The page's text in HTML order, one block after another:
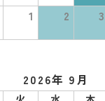
1 2 3
2026年 9月